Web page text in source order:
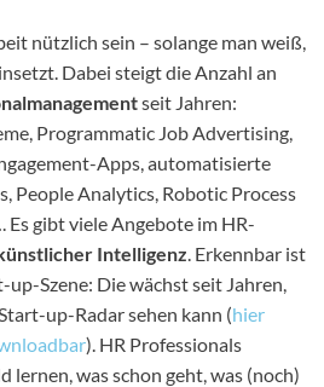
nützlich sein – solange man weiß,
Dabei steigt die Anzahl an
seit Jahren:
Programmatic Job Advertising,
Apps, automatisierte
People Analytics, Robotic Process
gibt viele Angebote im HR-
Intelligenz. Erkennbar ist
up-Szene: Die wächst seit Jahren,
up-Radar sehen kann (hier
). HR Professionals
lernen, was schon geht, was (noch)